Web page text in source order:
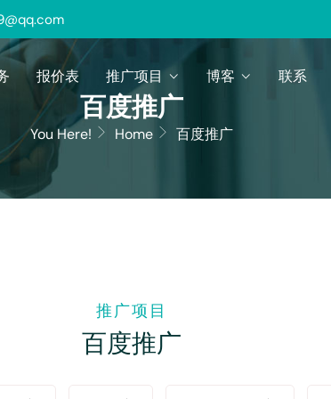
报价表 推广项目 博客 联系
百度推广
You Here! Home 百度推广
推广项目
百度推广